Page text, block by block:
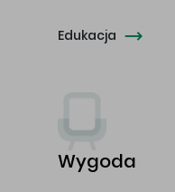
Edukacja
Wygoda